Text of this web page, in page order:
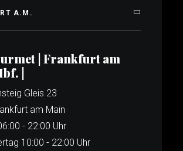
A.M.
| Frankfurt am
|
Gleis 23
am Main
- 22:00 Uhr
10:00 - 22:00 Uhr